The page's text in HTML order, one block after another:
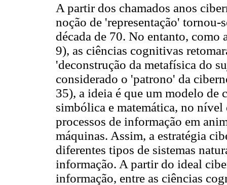
A partir dos chamados anos
noção de 'representação'
década de 70. No entanto,
9), as ciências cognitivas
'deconstrução da metafísica do
considerado o 'patrono' da
35), a ideia é que um modelo de
simbólica e matemática, no
processos de informação em
máquinas. Assim, a estratégia
diferentes tipos de sistemas
informação. A partir do ideal
informação, entre as ciências